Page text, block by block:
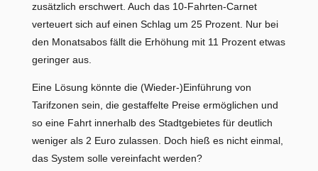
zusätzlich erschwert. Auch das 10-Fahrten-Carnet
verteuert sich auf einen Schlag um 25 Prozent. Nur bei
den Monatsabos fällt die Erhöhung mit 11 Prozent etwas
geringer aus.
Eine Lösung könnte die (Wieder-)Einführung von
Tarifzonen sein, die gestaffelte Preise ermöglichen und
so eine Fahrt innerhalb des Stadtgebietes für deutlich
weniger als 2 Euro zulassen. Doch hieß es nicht einmal,
das System solle vereinfacht werden?